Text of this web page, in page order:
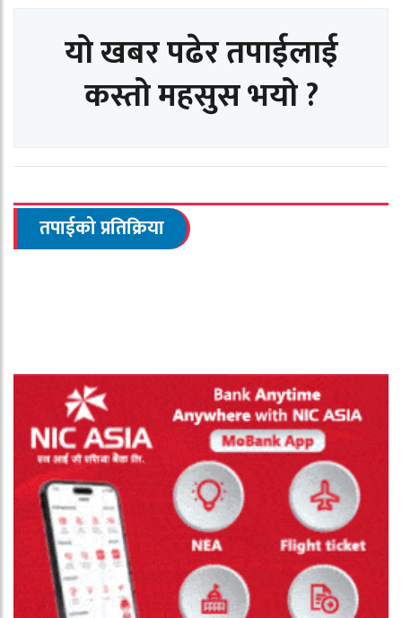
यो खबर पढेर तपाईलाई
कस्तो महसुस भयो ?
तपाईको प्रतिक्रिया